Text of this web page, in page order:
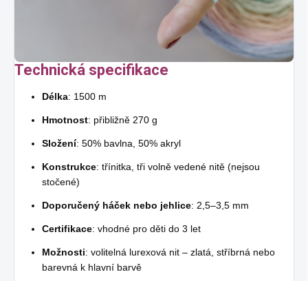
Technická specifikace
Délka: 1500 m
Hmotnost: přibližně 270 g
Složení: 50% bavlna, 50% akryl
Konstrukce: třínitka, tři volně vedené nitě (nejsou
stočené)
Doporučený háček nebo jehlice: 2,5–3,5 mm
Certifikace: vhodné pro děti do 3 let
Možnosti: volitelná lurexová nit – zlatá, stříbrná nebo
barevná k hlavní barvě